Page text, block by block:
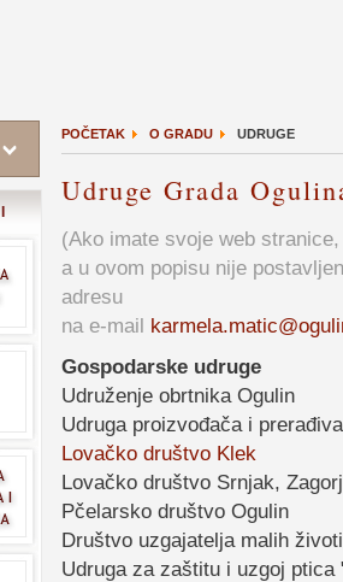
POČETAK O GRADU UDRUGE
Udruge Grada
(Ako imate svoje web stranice,
a u ovom popisu nije
adresu
na e-mail
Gospodarske udruge
Udruženje obrtnika Ogulin
Udruga proizvođača i
Lovačko društvo Klek
Lovačko društvo Srnjak,
Pčelarsko društvo Ogulin
Društvo uzgajatelja malih
Udruga za zaštitu i uzgoj ptica